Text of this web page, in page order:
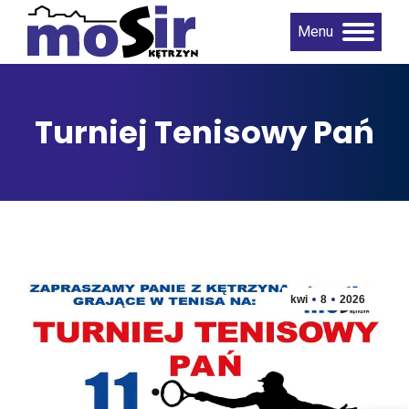
Menu
Turniej Tenisowy Pań
kwi 8 2026